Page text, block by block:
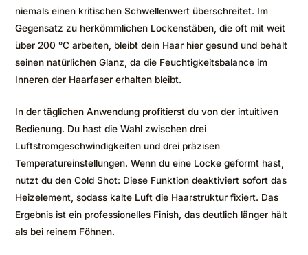
niemals einen kritischen Schwellenwert überschreitet. Im
Gegensatz zu herkömmlichen Lockenstäben, die oft mit weit
über 200 °C arbeiten, bleibt dein Haar hier gesund und behält
seinen natürlichen Glanz, da die Feuchtigkeitsbalance im
Inneren der Haarfaser erhalten bleibt.
In der täglichen Anwendung profitierst du von der intuitiven
Bedienung. Du hast die Wahl zwischen drei
Luftstromgeschwindigkeiten und drei präzisen
Temperatureinstellungen. Wenn du eine Locke geformt hast,
nutzt du den Cold Shot: Diese Funktion deaktiviert sofort das
Heizelement, sodass kalte Luft die Haarstruktur fixiert. Das
Ergebnis ist ein professionelles Finish, das deutlich länger hält
als bei reinem Föhnen.